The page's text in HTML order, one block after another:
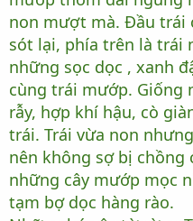
non mượt mà. Đầu trái
sót lại, phía trên là trái
những sọc dọc , xanh
cùng trái mướp. Giống
rẫy, hợp khí hậu, cò
trái. Trái vừa non
nên không sợ bị chồng
những cây mướp mọc
tạm bợ dọc hàng rào.